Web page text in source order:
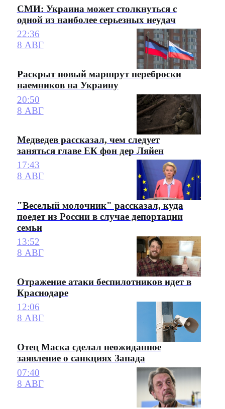
СМИ: Украина может столкнуться с
одной из наиболее серьезных неудач
22:36
8 АВГ
Раскрыт новый маршрут переброски
наемников на Украину
20:50
8 АВГ
Медведев рассказал, чем следует
заняться главе ЕК фон дер Ляйен
17:43
8 АВГ
"Веселый молочник" рассказал, куда
поедет из России в случае депортации
семьи
13:52
8 АВГ
Отражение атаки беспилотников идет в
Краснодаре
12:06
8 АВГ
Отец Маска сделал неожиданное
заявление о санкциях Запада
07:40
8 АВГ